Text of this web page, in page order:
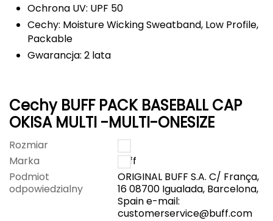
EISBAR
ENERO
ENERO PRO
Elmer by Swany
F
Ochrona UV: UPF 50
Cechy: Moisture Wicking Sweatband, Low Profile,
Packable
Gwarancja: 2 lata
Cechy BUFF PACK BASEBALL CAP
OKISA MULTI -MULTI-ONESIZE
Rozmiar
Marka
Buff
Podmiot
odpowiedzialny
ORIGINAL BUFF S.A. C/ França,
16 08700 Igualada, Barcelona,
Spain e-mail:
customerservice@buff.com